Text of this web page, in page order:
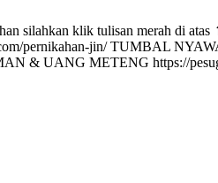
silahkan klik tulisan
pernikahan-jin/ TUMBAL
& UANG METENG https://